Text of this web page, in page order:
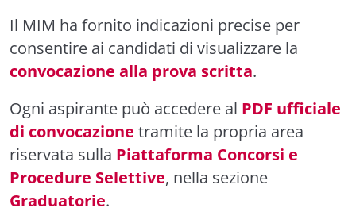
Il MIM ha fornito indicazioni precise per
consentire ai candidati di visualizzare la
convocazione alla prova scritta.
Ogni aspirante può accedere al PDF ufficiale
di convocazione tramite la propria area
riservata sulla Piattaforma Concorsi e
Procedure Selettive, nella sezione
Graduatorie.